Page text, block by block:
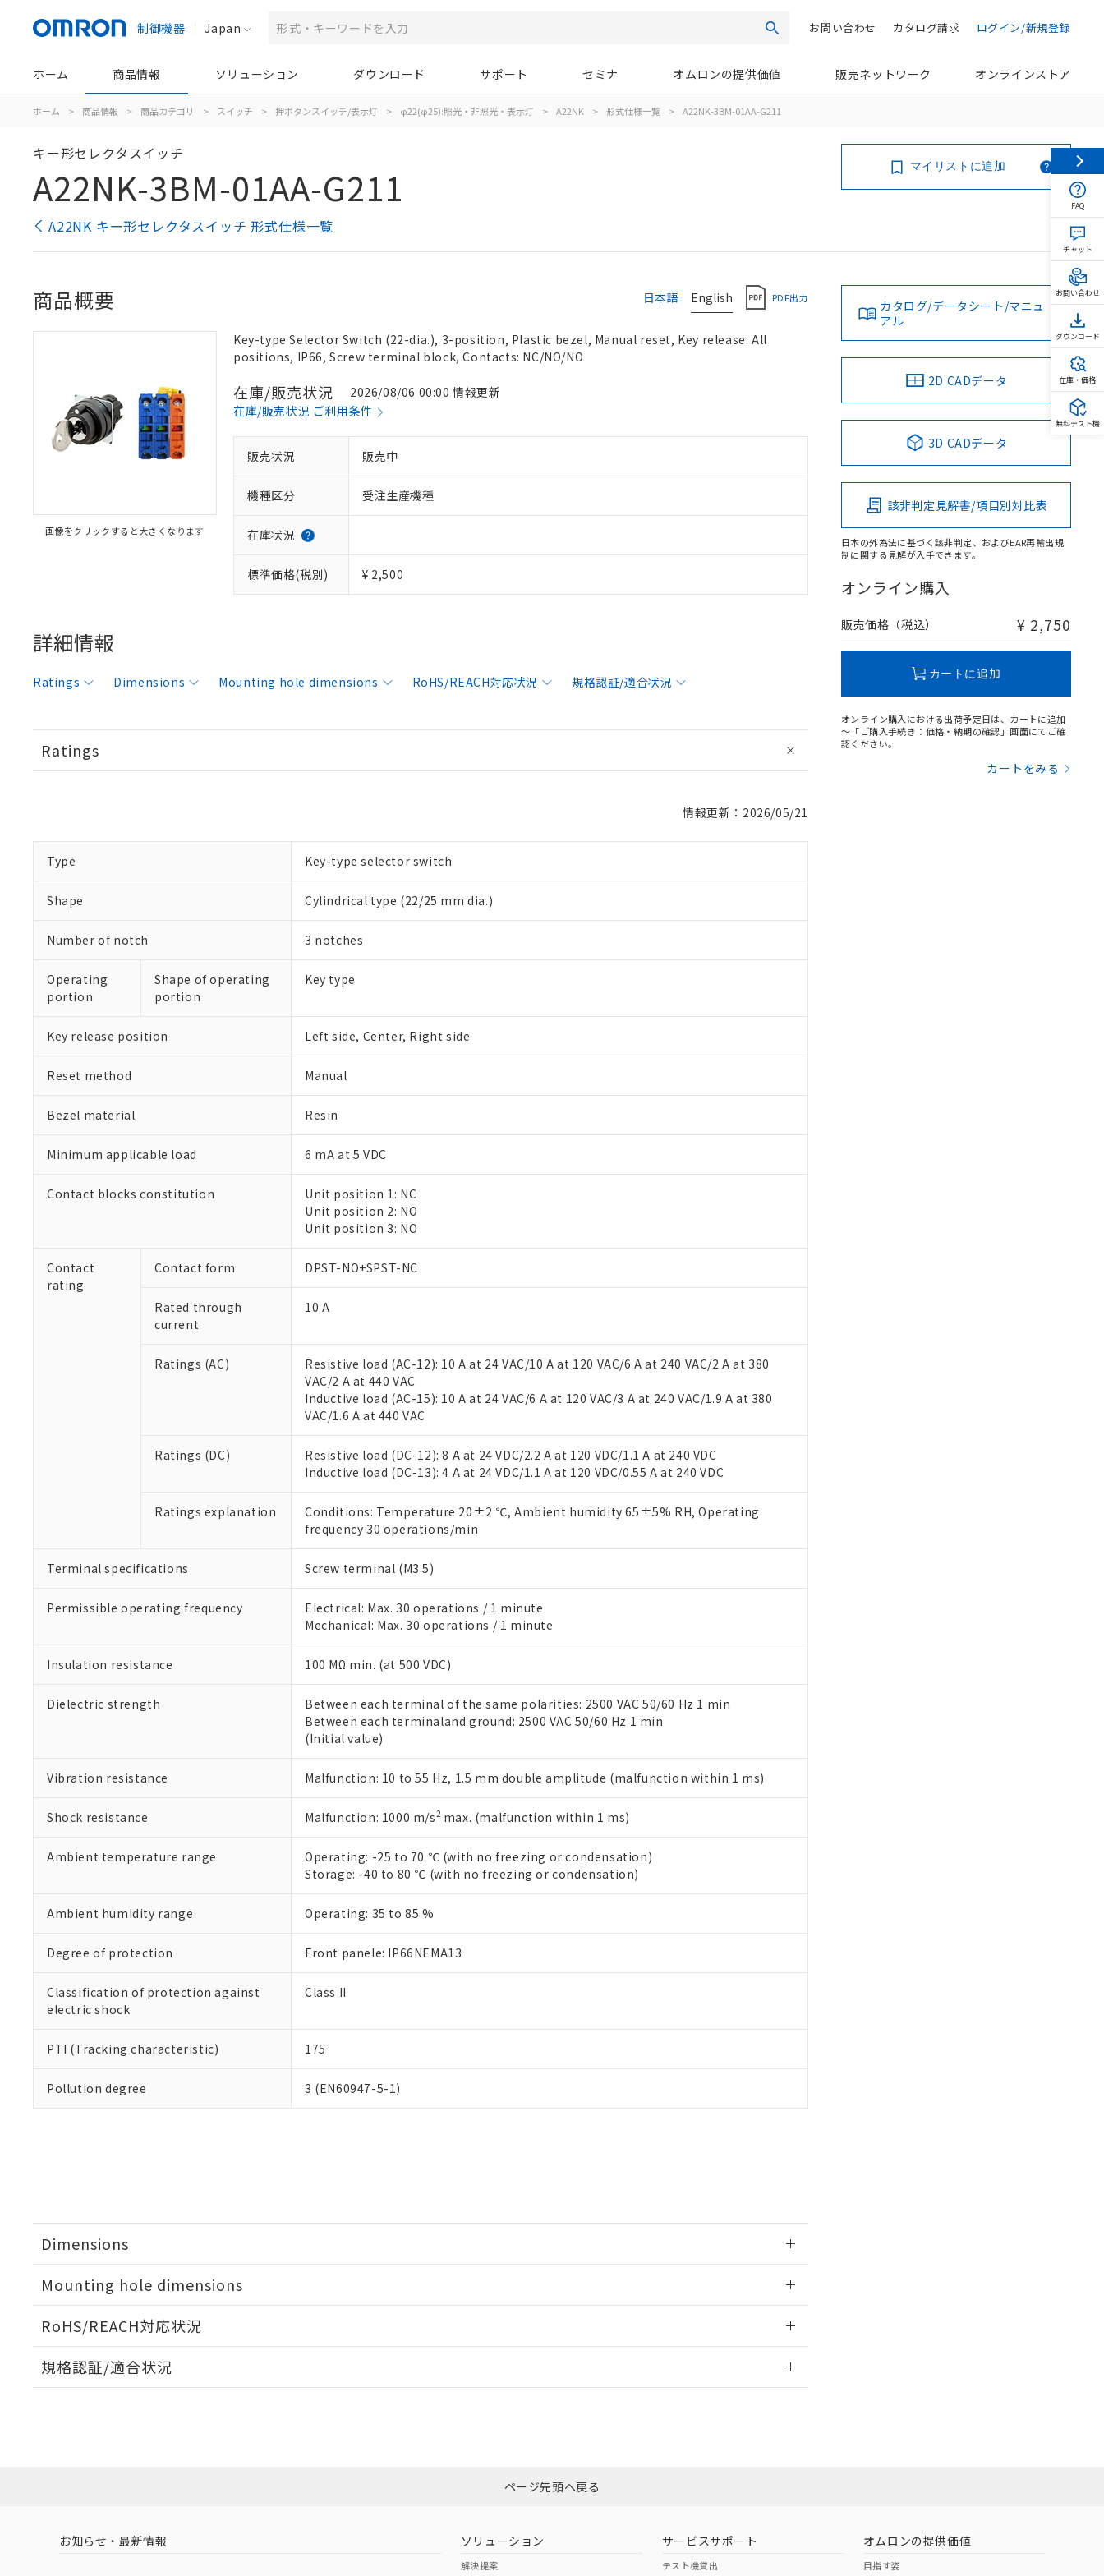
制御機器 Japan 検索 ログイン/新規登録
カタログ請求
お問い合わせ
ホーム 商品情報 ソリューション ダウンロード サポート セミナ オムロンの提供価値 販売ネットワーク オンラインストア
ホーム > 商品情報 > 商品カテゴリ > スイッチ > 押ボタンスイッチ/表示灯 > φ22(φ25):照光・非照光・表示灯 > A22NK > 形式仕様一覧 > A22NK-3BM-01AA-G211
キー形セレクタスイッチ
A22NK-3BM-01AA-G211
A22NK キー形セレクタスイッチ 形式仕様一覧
マイリストに追加
日本語 English PDF出力
商品概要
画像をクリックすると大きくなります
Key-type Selector Switch (22-dia.), 3-position, Plastic bezel, Manual reset, Key release: All
positions, IP66, Screw terminal block, Contacts: NC/NO/NO
在庫/販売状況
2026/08/06 00:00 情報更新
在庫/販売状況 ご利用条件
販売状況 販売中
機種区分 受注生産機種
在庫状況
標準価格(税別) ¥ 2,500
詳細情報
Ratings Dimensions Mounting hole dimensions RoHS/REACH対応状況 規格認証/適合状況
Ratings
情報更新：2026/05/21
Type Key-type selector switch
Shape Cylindrical type (22/25 mm dia.)
Number of notch 3 notches
Operating
portion
Shape of operating
portion
Key type
Key release position Left side, Center, Right side
Reset method Manual
Bezel material Resin
Minimum applicable load 6 mA at 5 VDC
Contact blocks constitution
Unit position 1: NC
Unit position 2: NO
Unit position 3: NO
Contact
rating
Contact form DPST-NO+SPST-NC
Rated through
current
10 A
Ratings (AC)
Resistive load (AC-12): 10 A at 24 VAC/10 A at 120 VAC/6 A at 240 VAC/2 A at 380
VAC/2 A at 440 VAC
Inductive load (AC-15): 10 A at 24 VAC/6 A at 120 VAC/3 A at 240 VAC/1.9 A at 380
VAC/1.6 A at 440 VAC
Ratings (DC)
Resistive load (DC-12): 8 A at 24 VDC/2.2 A at 120 VDC/1.1 A at 240 VDC
Inductive load (DC-13): 4 A at 24 VDC/1.1 A at 120 VDC/0.55 A at 240 VDC
Ratings explanation
Conditions: Temperature 20±2 ℃, Ambient humidity 65±5% RH, Operating
frequency 30 operations/min
Terminal specifications Screw terminal (M3.5)
Permissible operating frequency
Electrical: Max. 30 operations / 1 minute
Mechanical: Max. 30 operations / 1 minute
Insulation resistance 100 MΩ min. (at 500 VDC)
Dielectric strength
Between each terminal of the same polarities: 2500 VAC 50/60 Hz 1 min
Between each terminaland ground: 2500 VAC 50/60 Hz 1 min
(Initial value)
Vibration resistance Malfunction: 10 to 55 Hz, 1.5 mm double amplitude (malfunction within 1 ms)
Shock resistance Malfunction: 1000 m/s2max. (malfunction within 1 ms)
Ambient temperature range
Operating: -25 to 70 ℃ (with no freezing or condensation)
Storage: -40 to 80 ℃ (with no freezing or condensation)
Ambient humidity range Operating: 35 to 85 %
Degree of protection Front panele: IP66NEMA13
Classification of protection against
electric shock
Class II
PTI (Tracking characteristic) 175
Pollution degree 3 (EN60947-5-1)
Dimensions
Mounting hole dimensions
RoHS/REACH対応状況
EU RoHS 注意事項・凡例
ダウンロードはこちら
中国 RoHS 注意事項・凡例
規格認証/適合状況
（イギリス
（ノルウェー
（日本
（アメリカ
カタログ/データシート/マニュ
アル
2D CADデータ
3D CADデータ
該非判定見解書/項目別対比表
日本の外為法に基づく該非判定、およびEAR再輸出規
制に関する見解が入手できます。
オンライン購入
販売価格（税込） ¥ 2,750
カートに追加
オンライン購入における出荷予定日は、カートに追加
～「ご購入手続き：価格・納期の確認」画面にてご確
認ください。
カートをみる
ご利用条件
以下の条件をお読みいただき、同意のうえご利用ください。
本サービスは、当社制御機器事業取扱商品の当社在庫状況および標準価格(税抜)を提供させていただ
くものです。
在庫状況および標準価格照会結果は、記載している更新日時点での社内データに基づき作成されるも
のであり、閲覧された時点での実際の在庫および標準価格とは異なる場合があることをご了承くださ
い。
当社販売員にご相談ください。
オムロン制御機器販売店や当社販売拠点は「
在庫状況および標準価格結果を当社の事前の承諾なく第三者に漏洩または開示しないようお願いしま
す。
マイパーツ機能（部品リスト作成サービス）をご利用いただくには、I-Webメンバーズにご登録され
ている必要があります。
お客様が当ウェブサイト上で当社にご登録された部品リストについて、当社および当社の共同利用者
が、当社の製品・サービスに関するお客様との取引・商談に必要な範囲で利用することをご了承くだ
※当社の共同利用者とは、"個人情報の共同利用に関して"
いる法人を指します。
※1 対応状況
対応予定：EU RoHS指令（10物質）の非含有に対応した製品に切り替える予定のある商品です。
対応予定なし：EU RoHS指令（10物質）の非含有に非対応の商品で、対応品を出す予定はありません。
調査・確認中：EU RoHS指令（10物質）の非含有の対応状況を調査中または確認中の商品です。
仕入先様の事情により、非含有部品としていたものが、含有品と判明した場合などやむを得ず変更すること
があります。
*EU RoHS指令（10物質）：
鉛(Pb) 1000ppm以下、 水銀(Hg) 1000ppm以下、 カドミウム(Cd) 100ppm以下、
六価クロム(Cr(Ⅵ)) 1000ppm以下、ポリ臭化ビフェニル類(PBB) 1000ppm以下、ポリ臭化ジフェニルエーテル類(PBDE) 1000ppm以下、
フタル酸ビス(2-エチルヘキシル) (DEHP)(別名：DOP) 1000ppm以下、フタル酸ブチルベンジル（BBP） 1000ppm以下、フタル酸ジブチ
但し、RoHS指令で産業用監視および制御機器に対する適用除外項目は除く。
フタル酸エステル類の４物質については閾値を超える意図的な使用がないことを確認しています。
※2 対応予定月
部品在庫の切り替え状況などにより、予定月が前後することがあります。
※3 非含有証明書ダウンロード
下記の非含有証明書をダウンロードすることができます。
51物質の非含有証明書（当社基準）
※本証明書は発行日時点で非含有を証明するもので、過去に遡って非含有を証明するものではありません。
また、RoHS指令のフタル酸エステル類４物質の対応では、対応完了までの期間は出荷製品に未対応品が
混在することから備考欄に対応日を記載しておりました。
既に当社にて対応品への在庫切替を完了していることから、特段のことがない限り、2022年1月12日よ
り割愛しております。
「○」：最大均質材料含有率が中国RoHSの基準値以下であることを示します。
「×」：最大均質材料含有率が中国RoHSの基準値を超えていることを示します。
「－」：未確認です。当社販売部門へお問い合わせください。
Pb(鉛) :1000ppm、 Hg(水銀) : 1000ppm、 Cd(カドミウム) : 100ppm、
Cr(Ⅵ)(六価クロム) : 1000ppm、 PBBs(ポリ臭化ビフェニル類) : 1000ppm、 PBDEs(ポリ臭化ジフェニルエーテル類) : 1000ppm、
DBP(フタル酸ジブチル) : 1000ppm、 DIBP(フタル酸ジイソブチル) : 1000ppm、 BBP(フタル酸ブチルベンジル) : 1000ppm、
DEHP(フタル酸ビス(2-エチルヘキシル)) : 1000ppm
※2 環境保護使用期限
「ｅ」：有害物質（10物質）のすべてが基準値以下であることを示します。
「10」：通常の使用状況下において有害物質が外部に漏えいし、環境に深刻な影響を及ぼさない年数を意
味します。
「－」：未確認です。当社販売部門へお問い合わせください。
当社は、これら貴社製品のうち、外国為替および外国貿易法に定める商品（以下｢規制貨物等」とい
う）を輸出または国外への提供する場合は、日本国政府の輸出許可(または役務取引許可)を取得する
などの必要な手続きをとります。
当社は規制貨物を破棄する場合は、完全に破砕するなど、違法に輸出されないよう必要な手段を講じ
ます。
当社は貴社製品を、核兵器、ミサイル、化学兵器、生物兵器またはその他武器並びにこれらの製造装
当社は、貴社製品を第三者に販売する場合は、上記1、2および3の内容を当該第三者に通知します。
また当社は、販売先および販売に係わる関係者が違法に輸出するおそれがある場合は、取り引きをい
たしません。
説明
一定数以上の在庫あり
一定数には満たないが在庫あり
機器販売店・当社販売員にご確認ください)
受注生産機種、また在庫状況の情報を公開していない機種
ページ先頭へ戻る
お知らせ・最新情報 ソリューション
解決提案
サービスサポート
テスト機貸出
オムロンの提供価値
目指す姿
FAQ
チャット
お問い合わせ
ダウンロード
在庫・価格
無料テスト機